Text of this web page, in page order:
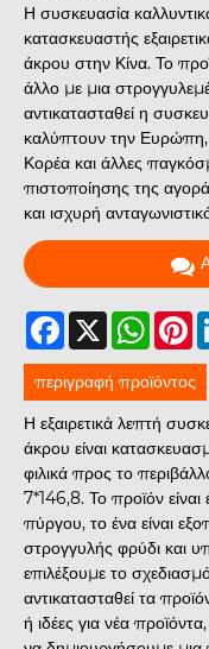
Η συσκευασία
κατασκευαστής
άκρου στην Κίνα. Το
άλλο με μια
αντικατασταθεί η
καλύπτουν την Ευρώπη,
Κορέα και άλλες
πιστοποίησης της
και ισχυρή
Facebook
X
περιγραφή προϊόντος
Η εξαιρετικά λεπτή
άκρου είναι
φιλικά προς το
7*146,8. Το προϊόν
πύργου, το ένα είναι
στρογγυλής φρύδι και
επιλέξουμε το
αντικατασταθεί τα
ή ιδέες για νέα